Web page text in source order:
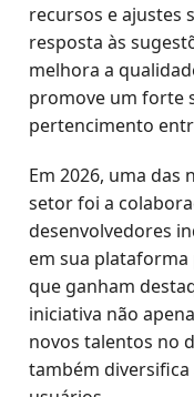
recursos e ajustes
resposta às
melhora a
promove um forte
pertencimento
Em 2026, uma das
setor foi a
desenvolvedores
em sua plataforma
que ganham
iniciativa não
novos talentos no
também